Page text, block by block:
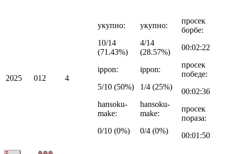
2025 01 2 4
укупно:
10/14
(71.43%)
ippon:
5/10 (50%)
hansoku-
make:
0/10 (0%)
укупно:
4/14
(28.57%)
ippon:
1/4 (25%)
hansoku-
make:
0/4 (0%)
просек
борбе:
00:02:22
просек
победе:
00:02:36
просек
пораза:
00:01:50